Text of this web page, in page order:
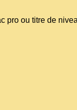
pro ou titre de